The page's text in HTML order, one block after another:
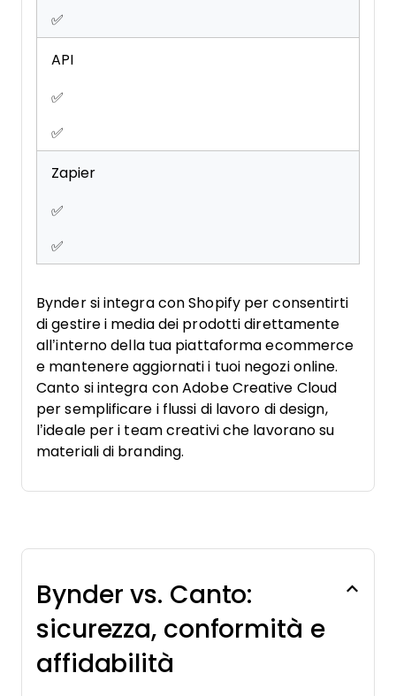
✅
API
✅
✅
Zapier
✅
✅
Bynder si integra con Shopify per consentirti
di gestire i media dei prodotti direttamente
all’interno della tua piattaforma ecommerce
e mantenere aggiornati i tuoi negozi online.
Canto si integra con Adobe Creative Cloud
per semplificare i flussi di lavoro di design,
l’ideale per i team creativi che lavorano su
materiali di branding.
Bynder vs. Canto:
sicurezza, conformità e
affidabilità